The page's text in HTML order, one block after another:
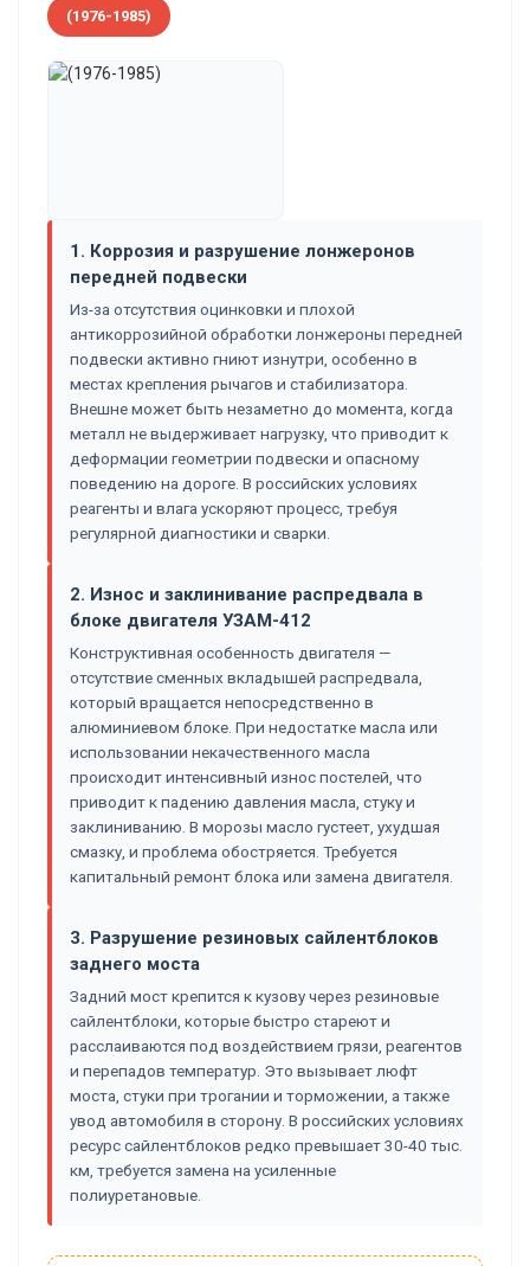
(1976-1985)
1. Коррозия и разрушение лонжеронов
передней подвески
Из-за отсутствия оцинковки и плохой
антикоррозийной обработки лонжероны передней
подвески активно гниют изнутри, особенно в
местах крепления рычагов и стабилизатора.
Внешне может быть незаметно до момента, когда
металл не выдерживает нагрузку, что приводит к
деформации геометрии подвески и опасному
поведению на дороге. В российских условиях
реагенты и влага ускоряют процесс, требуя
регулярной диагностики и сварки.
2. Износ и заклинивание распредвала в
блоке двигателя УЗАМ-412
Конструктивная особенность двигателя —
отсутствие сменных вкладышей распредвала,
который вращается непосредственно в
алюминиевом блоке. При недостатке масла или
использовании некачественного масла
происходит интенсивный износ постелей, что
приводит к падению давления масла, стуку и
заклиниванию. В морозы масло густеет, ухудшая
смазку, и проблема обостряется. Требуется
капитальный ремонт блока или замена двигателя.
3. Разрушение резиновых сайлентблоков
заднего моста
Задний мост крепится к кузову через резиновые
сайлентблоки, которые быстро стареют и
расслаиваются под воздействием грязи, реагентов
и перепадов температур. Это вызывает люфт
моста, стуки при трогании и торможении, а также
увод автомобиля в сторону. В российских условиях
ресурс сайлентблоков редко превышает 30-40 тыс.
км, требуется замена на усиленные
полиуретановые.